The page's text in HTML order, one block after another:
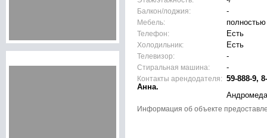
Балкон/лоджия:
-
Мебель:
полностью
Телефон:
Есть
Холодильник:
Есть
Телевизор:
-
Стиральная машина:
-
Контакты арендодателя: 59-888-9,
Анна.
Андромеда
Информация об объекте